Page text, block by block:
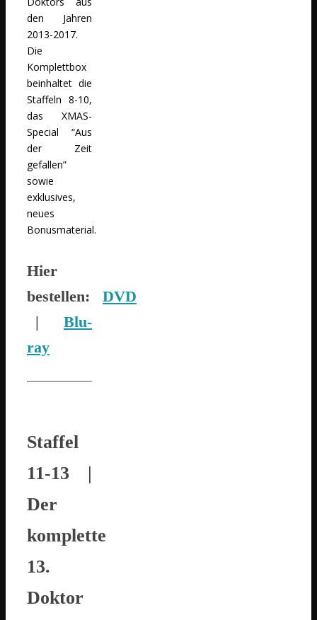
den Jahren
2013-2017.
Die
Komplettbox
beinhaltet die
Staffeln 8-10,
das XMAS-
Special “Aus
der Zeit
gefallen”
sowie
exklusives,
neues
Bonusmaterial.
Hier
bestellen: DVD
| Blu-
ray
Staffel
11-13 |
Der
komplette
13.
Doktor